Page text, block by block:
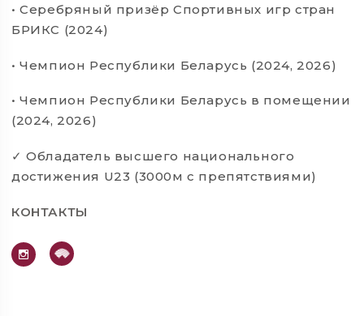
• Серебряный призёр Спортивных игр стран
БРИКС (2024)
• Чемпион Республики Беларусь (2024, 2026)
• Чемпион Республики Беларусь в помещении
(2024, 2026)
✓ Обладатель высшего национального
достижения U23 (3000м с препятствиями)
КОНТАКТЫ